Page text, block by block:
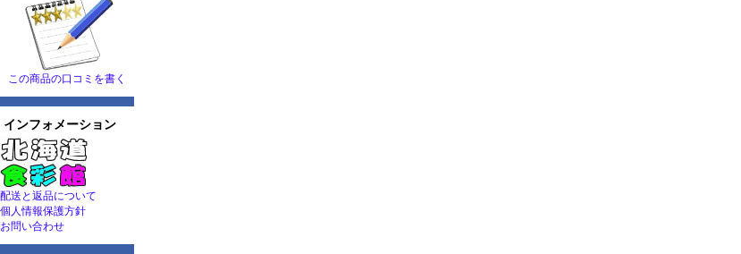
この商品の口コミを書く
インフォメーション
配送と返品について
個人情報保護方針
お問い合わせ